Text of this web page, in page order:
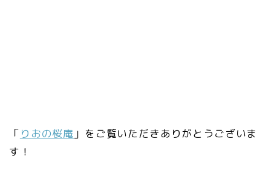
「 りおの桜庵 」をご覧いただきありがとうございま
す！